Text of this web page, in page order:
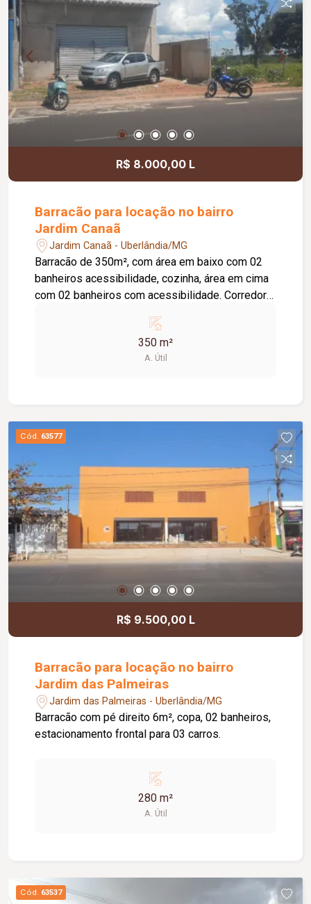
R$ 8.000,00 L
Barracão para locação no bairro
Jardim Canaã
Jardim Canaã - Uberlândia/MG
Barracão de 350m², com área em baixo com 02
banheiros acessibilidade, cozinha, área em cima
com 02 banheiros com acessibilidade. Corredor
duplo, escada. OBS: Opção de locação todo o
imóvel ou separado sendo em baixo $4500,00 e
parte de cima $3500,00.
350 m²
A. Útil
Cód. 63577
R$ 9.500,00 L
Barracão para locação no bairro
Jardim das Palmeiras
Jardim das Palmeiras - Uberlândia/MG
Barracão com pé direito 6m², copa, 02 banheiros,
estacionamento frontal para 03 carros.
280 m²
A. Útil
Cód. 63537